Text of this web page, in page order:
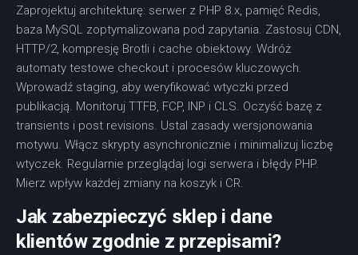
Zaprojektuj architekturę: serwer z PHP 8.x, pamięć Redis,
baza MySQL zoptymalizowana pod zapytania. Zastosuj CDN,
HTTP/2, kompresję Brotli i cache obiektowy. Wdróż
automaty testowe checkout i procesów kluczowych.
Wprowadź staging, aby weryfikować wtyczki przed
publikacją. Monitoruj TTFB, FCP, INP i CLS. Oczyść bazę z
transients i post revisions. Ustal zasady wersjonowania
motywu. Włącz skrypty asynchronicznie i minimalizuj liczbę
wtyczek. Regularnie przeglądaj logi serwera i błędy PHP.
Mierz wpływ każdej zmiany na koszyk i CR.
Jak zabezpieczyć sklep i dane
klientów zgodnie z przepisami?